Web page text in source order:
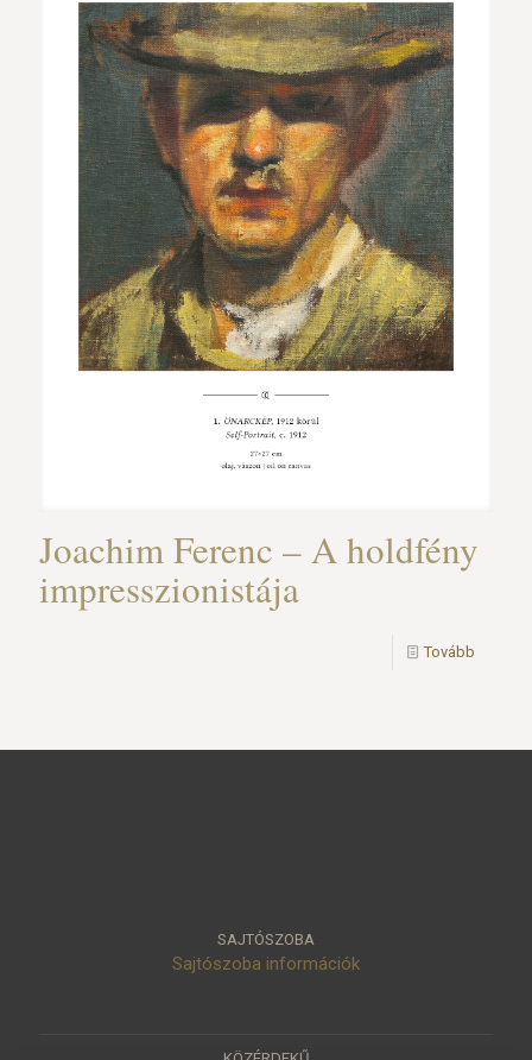
Joachim Ferenc – A holdfény
impresszionistája
Tovább
SAJTÓSZOBA
Sajtószoba információk